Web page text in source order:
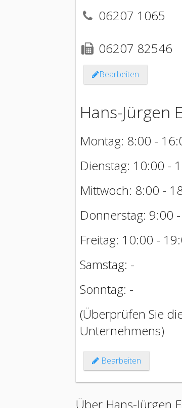
06207 1065
06207 82546
Bearbeiten
Hans-Jürgen
Montag: 8:00 -
Dienstag: 10:00 -
Mittwoch: 8:00 -
Donnerstag: 9:00
Freitag: 10:00 -
Samstag: -
Sonntag: -
(Überprüfen Sie
Unternehmens)
Bearbeiten
Über Hans-Jürgen